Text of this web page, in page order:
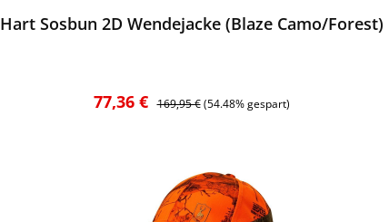
Hart Sosbun 2D Wendejacke (Blaze Camo/Forest)
Verkaufspreis:
77,36 € Regulärer Preis:
169,95 € (54.48% gespart)